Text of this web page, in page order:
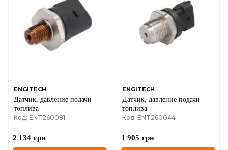
ENGITECH
Датчик, давление подачи
топлива
Код: ENT260081
2 134 грн
ENGITECH
Датчик, давление подачи
топлива
Код: ENT260044
1 905 грн